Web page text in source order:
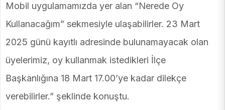
Mobil uygulamamızda yer alan “Nerede Oy
Kullanacağım” sekmesiyle ulaşabilirler. 23 Mart
2025 günü kayıtlı adresinde bulunamayacak olan
üyelerimiz, oy kullanmak istedikleri İlçe
Başkanlığına 18 Mart 17.00’ye kadar dilekçe
verebilirler.” şeklinde konuştu.